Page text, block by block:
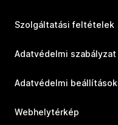
Szolgáltatási feltételek
Adatvédelmi szabályzat
Adatvédelmi beállítások
Webhelytérkép